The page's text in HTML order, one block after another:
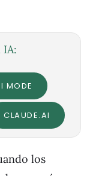
MODE
CLAUDE.AI
los